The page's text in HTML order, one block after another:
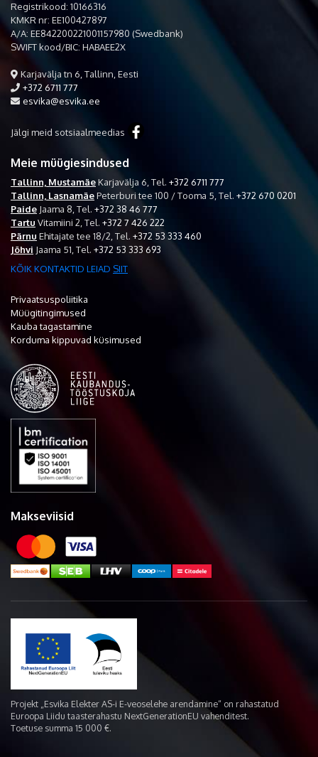
Registrikood: 10166316
KMKR nr: EE100427897
A/A: EE842200221001157980 (Swedbank)
SWIFT kood/BIC: HABAEE2X
Karjavälja tn 6, Tallinn, Eesti
+372 6711 777
esvika@esvika.ee
Jälgi meid sotsiaalmeedias
Meie müügiesindused
Tallinn, MustamäeKarjavälja 6, Tel. +372 6711 777
Tallinn, LasnamäePeterburi tee 100 / Tooma 5, Tel. +372 670 0201
Paide Jaama 8, Tel. +372 38 46 777
Tartu Vitamiini 2, Tel. +372 7 426 222
Pärnu Ehitajate tee 18/2, Tel. +372 53 333 460
Jõhvi Jaama 51, Tel. +372 53 333 693
KÕIK KONTAKTID LEIAD SIIT
Privaatsuspoliitika
Müügitingimused
Kauba tagastamine
Korduma kippuvad küsimused
Makseviisid
Projekt „Esvika Elekter AS-i E-veoselehe arendamine“ on rahastatud
Euroopa Liidu taasterahastu NextGenerationEU vahenditest.
Toetuse summa 15 000 €.